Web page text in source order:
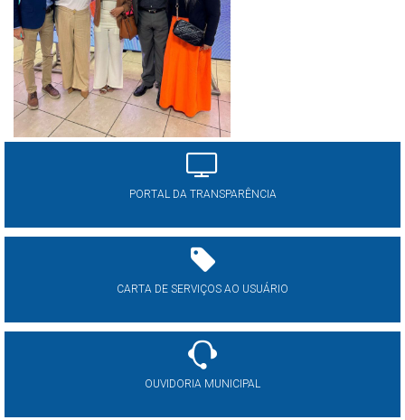
PORTAL DA TRANSPARÊNCIA
CARTA DE SERVIÇOS AO USUÁRIO
OUVIDORIA MUNICIPAL